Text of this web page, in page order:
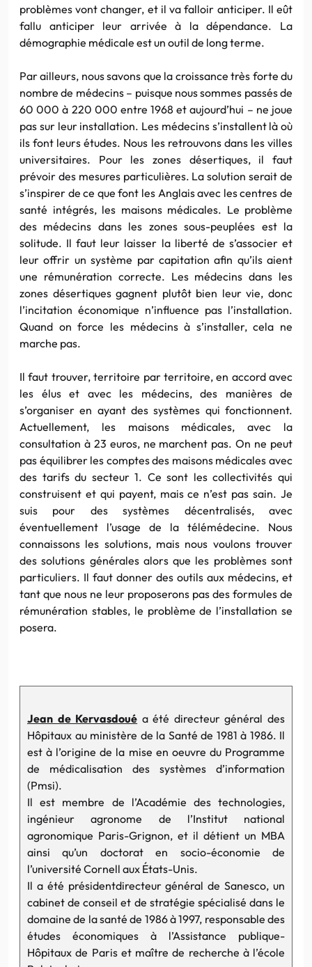
problèmes vont changer, et il va falloir anticiper. Il eût
fallu anticiper leur arrivée à la dépendance. La
démographie médicale est un outil de long terme.
Par ailleurs, nous savons que la croissance très forte du
nombre de médecins – puisque nous sommes passés de
60 000 à 220 000 entre 1968 et aujourd’hui – ne joue
pas sur leur installation. Les médecins s’installent là où
ils font leurs études. Nous les retrouvons dans les villes
universitaires. Pour les zones désertiques, il faut
prévoir des mesures particulières. La solution serait de
s’inspirer de ce que font les Anglais avec les centres de
santé intégrés, les maisons médicales. Le problème
des médecins dans les zones sous-peuplées est la
solitude. Il faut leur laisser la liberté de s’associer et
leur offrir un système par capitation afin qu’ils aient
une rémunération correcte. Les médecins dans les
zones désertiques gagnent plutôt bien leur vie, donc
l’incitation économique n’influence pas l’installation.
Quand on force les médecins à s’installer, cela ne
marche pas.
Il faut trouver, territoire par territoire, en accord avec
les élus et avec les médecins, des manières de
s’organiser en ayant des systèmes qui fonctionnent.
Actuellement, les maisons médicales, avec la
consultation à 23 euros, ne marchent pas. On ne peut
pas équilibrer les comptes des maisons médicales avec
des tarifs du secteur 1. Ce sont les collectivités qui
construisent et qui payent, mais ce n’est pas sain. Je
suis pour des systèmes décentralisés, avec
éventuellement l’usage de la télémédecine. Nous
connaissons les solutions, mais nous voulons trouver
des solutions générales alors que les problèmes sont
particuliers. Il faut donner des outils aux médecins, et
tant que nous ne leur proposerons pas des formules de
rémunération stables, le problème de l’installation se
posera.
Jean de Kervasdoué a été directeur général des
Hôpitaux au ministère de la Santé de 1981 à 1986. Il
est à l’origine de la mise en oeuvre du Programme
de médicalisation des systèmes d’information
(Pmsi).
Il est membre de l’Académie des technologies,
ingénieur agronome de l’Institut national
agronomique Paris-Grignon, et il détient un MBA
ainsi qu’un doctorat en socio-économie de
l’université Cornell aux États-Unis.
Il a été présidentdirecteur général de Sanesco, un
cabinet de conseil et de stratégie spécialisé dans le
domaine de la santé de 1986 à 1997, responsable des
études économiques à l’Assistance publique-
Hôpitaux de Paris et maître de recherche à l’école